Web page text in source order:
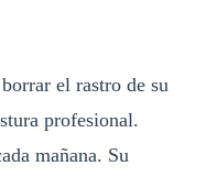
el rastro de su
profesional.
mañana. Su